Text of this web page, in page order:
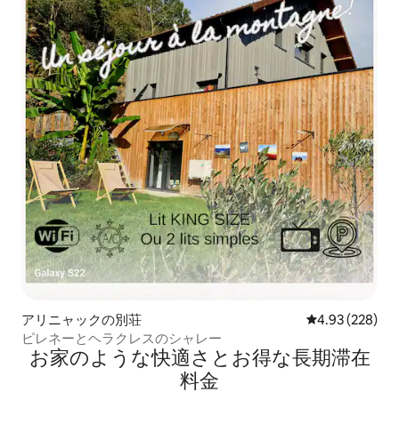
アリニャックの別荘 レビュー228
4.93 (228)
ピレネーとヘラクレスのシャレー
お家のような快⁠適⁠さ⁠とお⁠得⁠な長⁠期⁠滞⁠在
料⁠金